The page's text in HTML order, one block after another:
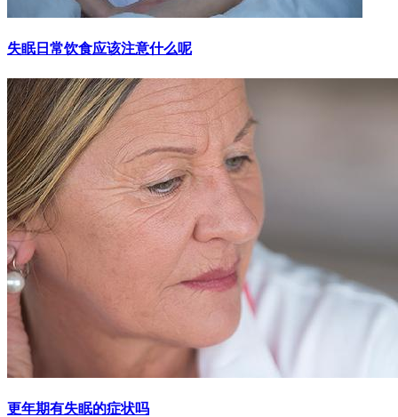
失眠日常饮食应该注意什么呢
更年期有失眠的症状吗